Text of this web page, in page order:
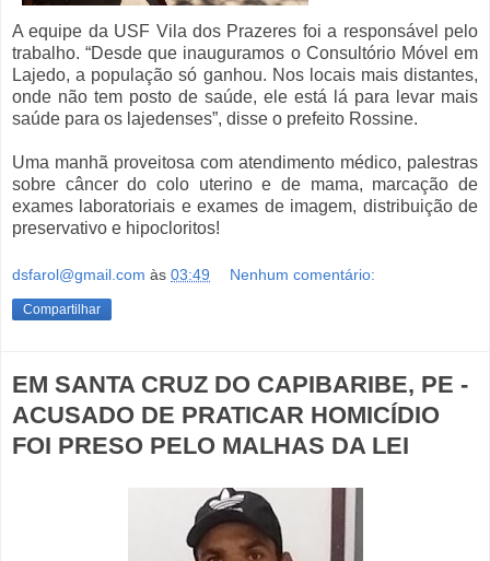
A equipe da USF Vila dos Prazeres foi a responsável pelo
trabalho. “Desde que inauguramos o Consultório Móvel em
Lajedo, a população só ganhou. Nos locais mais distantes,
onde não tem posto de saúde, ele está lá para levar mais
saúde para os lajedenses”, disse o prefeito Rossine.
Uma manhã proveitosa com atendimento médico, palestras
sobre câncer do colo uterino e de mama, marcação de
exames laboratoriais e exames de imagem, distribuição de
preservativo e hipocloritos!
dsfarol@gmail.com às 03:49 Nenhum comentário:
Compartilhar
EM SANTA CRUZ DO CAPIBARIBE, PE -
ACUSADO DE PRATICAR HOMICÍDIO
FOI PRESO PELO MALHAS DA LEI